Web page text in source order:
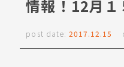
情報！12月１
post date: 2017.12.15